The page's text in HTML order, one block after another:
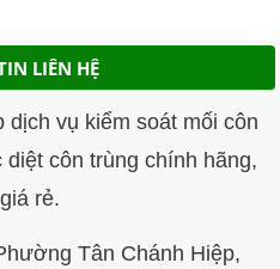
LIÊN HỆ
dịch vụ kiểm soát mối côn
côn trùng chính hãng,
rẻ.
Tân Chánh Hiệp,